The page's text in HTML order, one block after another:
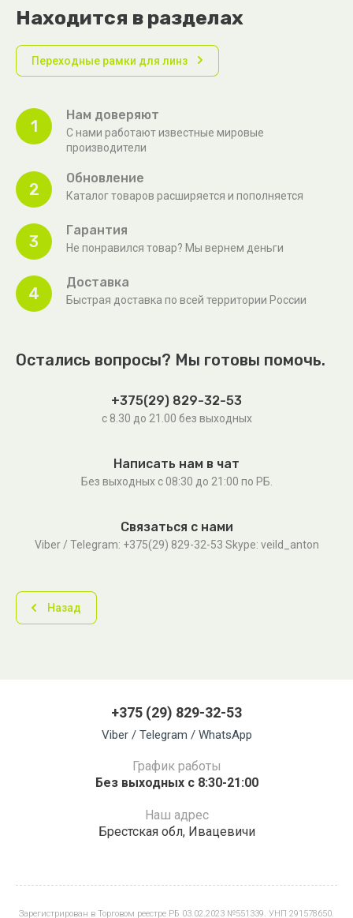
Находится в разделах
Переходные рамки для линз
1
Нам доверяют
С нами работают известные мировые
производители
2
Обновление
Каталог товаров расширяется и пополняется
3
Гарантия
Не понравился товар? Мы вернем деньги
4
Доставка
Быстрая доставка по всей территории России
Остались вопросы? Мы готовы помочь.
+375(29) 829-32-53
с 8.30 до 21.00 без выходных
Написать нам в чат
Без выходных c 08:30 до 21:00 по РБ.
Связаться с нами
Viber / Telegram: +375(29) 829-32-53 Skype: veild_anton
Назад
+375 (29) 829-32-53
Viber / Telegram / WhatsApp
График работы
Без выходных с 8:30-21:00
Наш адрес
Брестская обл, Ивацевичи
Зарегистрирован в Торговом реестре РБ 03.02.2023 №551339. УНП 291578650.